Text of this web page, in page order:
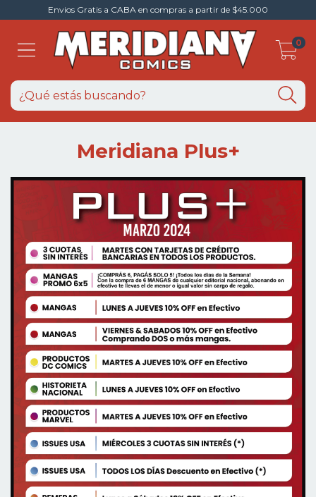
Envios Gratis a CABA en compras a partir de $45.000
0
Meridiana Plus+